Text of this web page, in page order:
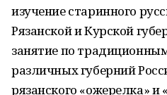
изучение старинного
Рязанской и Курской
занятие по
различных губерний
рязанского «ожерелка» и